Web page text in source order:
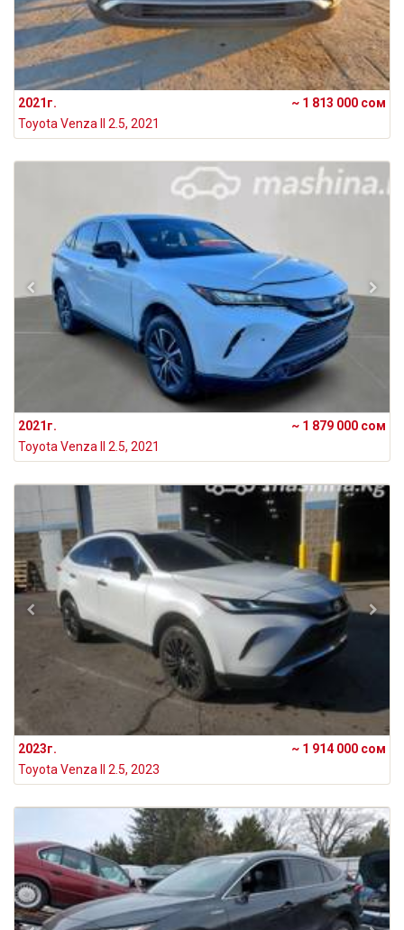
2021г.
~ 1 813 000 сом
Toyota Venza II 2.5, 2021
2021г.
~ 1 879 000 сом
Toyota Venza II 2.5, 2021
2023г.
~ 1 914 000 сом
Toyota Venza II 2.5, 2023